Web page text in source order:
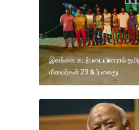
இலங்கை கடற்படையினரால்
மீனவர்கள் 23 பேர் கைது